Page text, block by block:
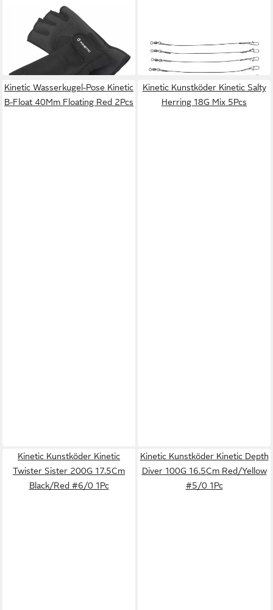
Angelhandschuhe Neoprene
Half Finger Glove Black
lieferbar - in 3-4 Werktagen bei dir
3,99 €
lieferbar - in 3-4 Werktagen bei dir
Kinetic Wasserkugel-Pose Kinetic
B-Float 40Mm Floating Red 2Pcs
Kinetic Kunstköder Kinetic Salty
Herring 18G Mix 5Pcs
Kinetic Kunstköder Kinetic
Twister Sister 200G 17.5Cm
Black/Red #6/0 1Pc
Kinetic Kunstköder Kinetic Depth
Diver 100G 16.5Cm Red/Yellow
#5/0 1Pc